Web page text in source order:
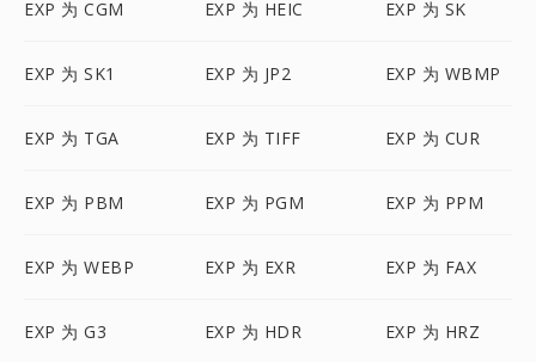
EXP 为 CGM EXP 为 HEIC EXP 为 SK
EXP 为 SK1 EXP 为 JP2 EXP 为 WBMP
EXP 为 TGA EXP 为 TIFF EXP 为 CUR
EXP 为 PBM EXP 为 PGM EXP 为 PPM
EXP 为 WEBP EXP 为 EXR EXP 为 FAX
EXP 为 G3 EXP 为 HDR EXP 为 HRZ